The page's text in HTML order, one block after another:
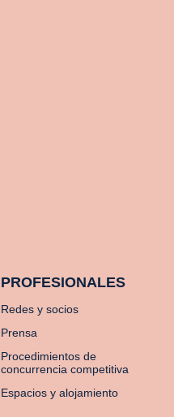
PROFESIONALES
Redes y socios
Prensa
Procedimientos de
concurrencia competitiva
Espacios y alojamiento